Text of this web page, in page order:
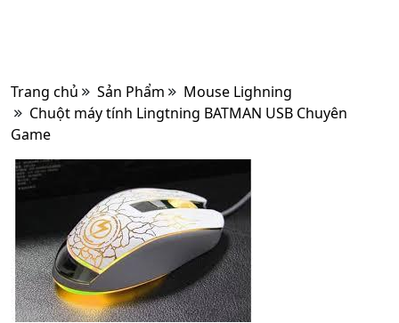
Trang chủ Sản Phẩm
Mouse Lighning
Chuột máy tính Lingtning BATMAN USB Chuyên
Game